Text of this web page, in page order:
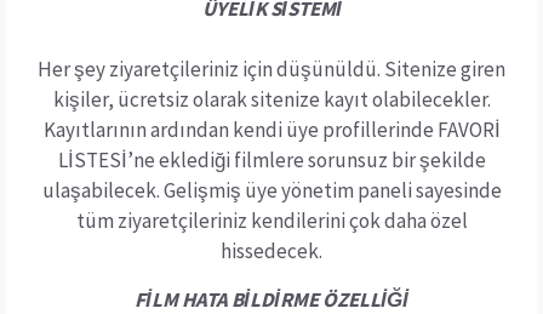
ÜYELİK SİSTEMİ
Her şey ziyaretçileriniz için düşünüldü. Sitenize giren
kişiler, ücretsiz olarak sitenize kayıt olabilecekler.
Kayıtlarının ardından kendi üye profillerinde FAVORİ
LİSTESİ’ne eklediği filmlere sorunsuz bir şekilde
ulaşabilecek. Gelişmiş üye yönetim paneli sayesinde
tüm ziyaretçileriniz kendilerini çok daha özel
hissedecek.
FİLM HATA BİLDİRME ÖZELLİĞİ